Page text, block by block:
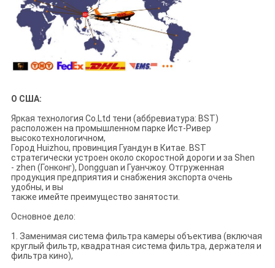
О США:
Яркая технология Co.Ltd тени (аббревиатура: BST)
расположен на промышленном парке Ист-Ривер
высокотехнологичном,
Город Huizhou, провинция Гуандун в Китае. BST
стратегически устроен около скоростной дороги и за Shen
- zhen (Гонконг), Dongguan и Гуанчжоу. Отгруженная
продукция предприятия и снабжения экспорта очень
удобны, и вы
также имейте преимущество занятости.
Основное дело:
1. Заменимая система фильтра камеры объектива (включая
круглый фильтр, квадратная система фильтра, держателя и
фильтра кино),